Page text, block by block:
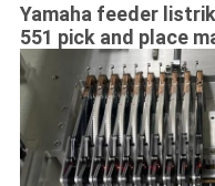
Yamaha feeder
551 pick and place